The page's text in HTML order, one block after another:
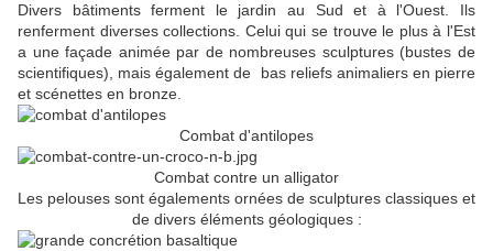
Divers bâtiments ferment le jardin au Sud et à l'Ouest. Ils
renferment diverses collections. Celui qui se trouve le plus à l'Est
a une façade animée par de nombreuses sculptures (bustes de
scientifiques), mais également de bas reliefs animaliers en pierre
et scénettes en bronze.
Combat d'antilopes
Combat contre un alligator
Les pelouses sont égalements ornées de sculptures classiques et
de divers éléments géologiques :